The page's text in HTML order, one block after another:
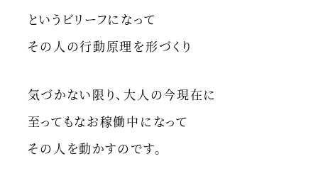
というビリーフになって
その人の行動原理を形づくり
気づかない限り、大人の今現在に
至ってもなお稼働中になって
その人を動かすのです。